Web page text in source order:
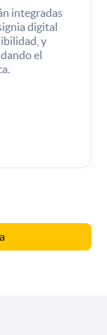
integradas
digital
y
el